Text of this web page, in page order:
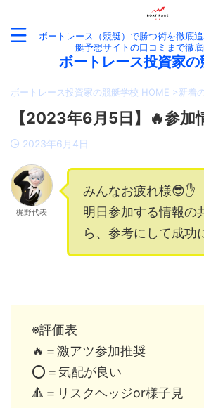
ボートレース（競艇）で勝つ術を徹底
艇予想サイトの口コミまで徹
ボートレース投資家の
ボートレース投資家の競艇学校 HOME >新着
【2023年6月5日】🔥参加
2023年6月4日
梶野代表
みんなお疲れ様😎✋
明日参加する情報の
ら、参考にして成功
※評価表
🔥＝激アツ参加推奨
⭕️＝気配が良い
🔺＝リスクヘッジor様子見